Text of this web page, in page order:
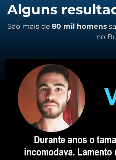
Alguns
São mais de 80 mil homens
no